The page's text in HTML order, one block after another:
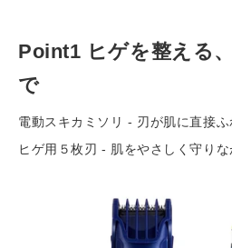
商
品
入
Point1 ヒゲを整える
で
電動スキカミソリ - 刃が肌に直接
ヒゲ用５枚刃 - 肌をやさしく守り